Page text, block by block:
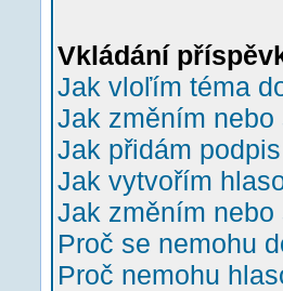
Vkládání
Jak vloľím téma
Jak změním
Jak přidám
Jak vytvořím
Jak změním
Proč se nemohu
Proč nemohu